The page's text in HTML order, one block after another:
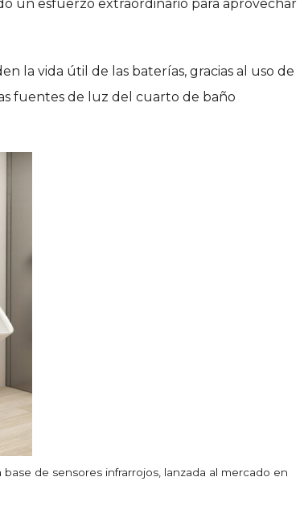
un esfuerzo extraordinario para aprovechar
la vida útil de las baterías, gracias al uso de
fuentes de luz del cuarto de baño
de sensores infrarrojos, lanzada al mercado en